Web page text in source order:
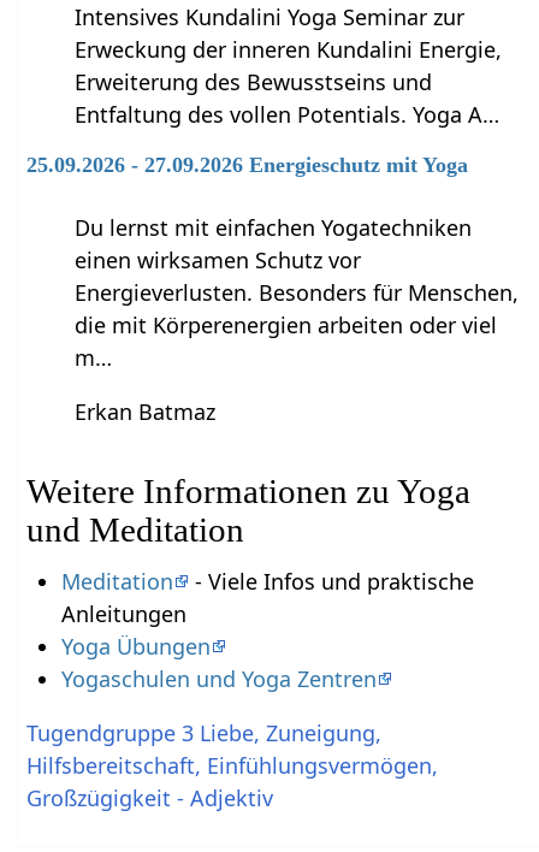
Intensives Kundalini Yoga Seminar zur
Erweckung der inneren Kundalini Energie,
Erweiterung des Bewusstseins und
Entfaltung des vollen Potentials. Yoga A…
25.09.2026 - 27.09.2026 Energieschutz mit Yoga
Du lernst mit einfachen Yogatechniken
einen wirksamen Schutz vor
Energieverlusten. Besonders für Menschen,
die mit Körperenergien arbeiten oder viel
m…
Erkan Batmaz
Weitere Informationen zu Yoga
und Meditation
Meditation
- Viele Infos und praktische
Anleitungen
Yoga Übungen
Yogaschulen und Yoga Zentren
Tugendgruppe 3 Liebe, Zuneigung,
Hilfsbereitschaft, Einfühlungsvermögen,
Großzügigkeit - Adjektiv